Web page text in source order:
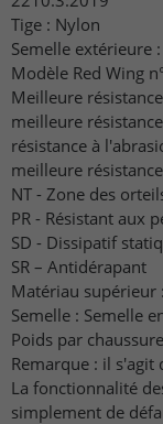
Tige : Nylon
Semelle extérieure
Modèle Red Wing
Meilleure
meilleure
résistance à
meilleure
NT - Zone des
PR - Résistant aux
SD - Dissipatif
SR – Antidérapant
Matériau
Semelle : Semelle
Poids par
Remarque : il s'agit
La fonctionnalité
simplement de